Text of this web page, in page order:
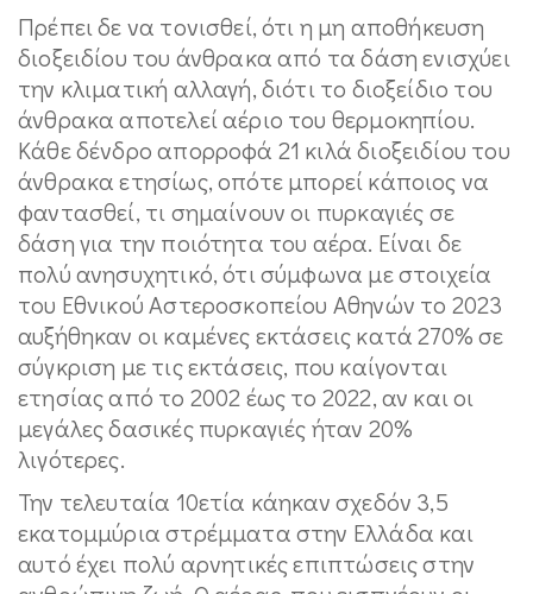
Πρέπει δε να τονισθεί, ότι η μη αποθήκευση
διοξειδίου του άνθρακα από τα δάση ενισχύει
την κλιματική αλλαγή, διότι το διοξείδιο του
άνθρακα αποτελεί αέριο του θερμοκηπίου.
Κάθε δένδρο απορροφά 21 κιλά διοξειδίου του
άνθρακα ετησίως, οπότε μπορεί κάποιος να
φαντασθεί, τι σημαίνουν οι πυρκαγιές σε
δάση για την ποιότητα του αέρα. Είναι δε
πολύ ανησυχητικό, ότι σύμφωνα με στοιχεία
του Εθνικού Αστεροσκοπείου Αθηνών το 2023
αυξήθηκαν οι καμένες εκτάσεις κατά 270% σε
σύγκριση με τις εκτάσεις, που καίγονται
ετησίας από το 2002 έως το 2022, αν και οι
μεγάλες δασικές πυρκαγιές ήταν 20%
λιγότερες.
Την τελευταία 10ετία κάηκαν σχεδόν 3,5
εκατομμύρια στρέμματα στην Ελλάδα και
αυτό έχει πολύ αρνητικές επιπτώσεις στην